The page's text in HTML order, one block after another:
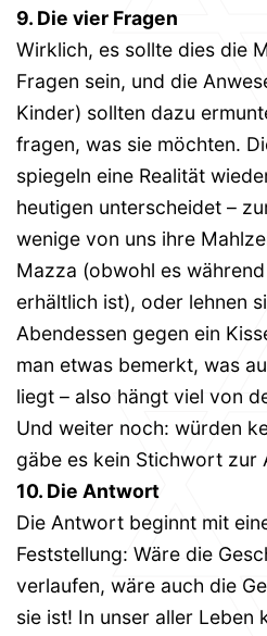
9. Die vier Fragen
Wirklich, es sollte dies die
Fragen sein, und die
Kinder) sollten dazu
fragen, was sie möchten.
spiegeln eine Realität
heutigen unterscheidet –
wenige von uns ihre
Mazza (obwohl es
erhältlich ist), oder lehnen
Abendessen gegen ein
man etwas bemerkt, was
liegt – also hängt viel von
Und weiter noch: würden
gäbe es kein Stichwort zur
10. Die Antwort
Die Antwort beginnt mit
Feststellung: Wäre die
verlaufen, wäre auch die
sie ist! In unser aller Leben